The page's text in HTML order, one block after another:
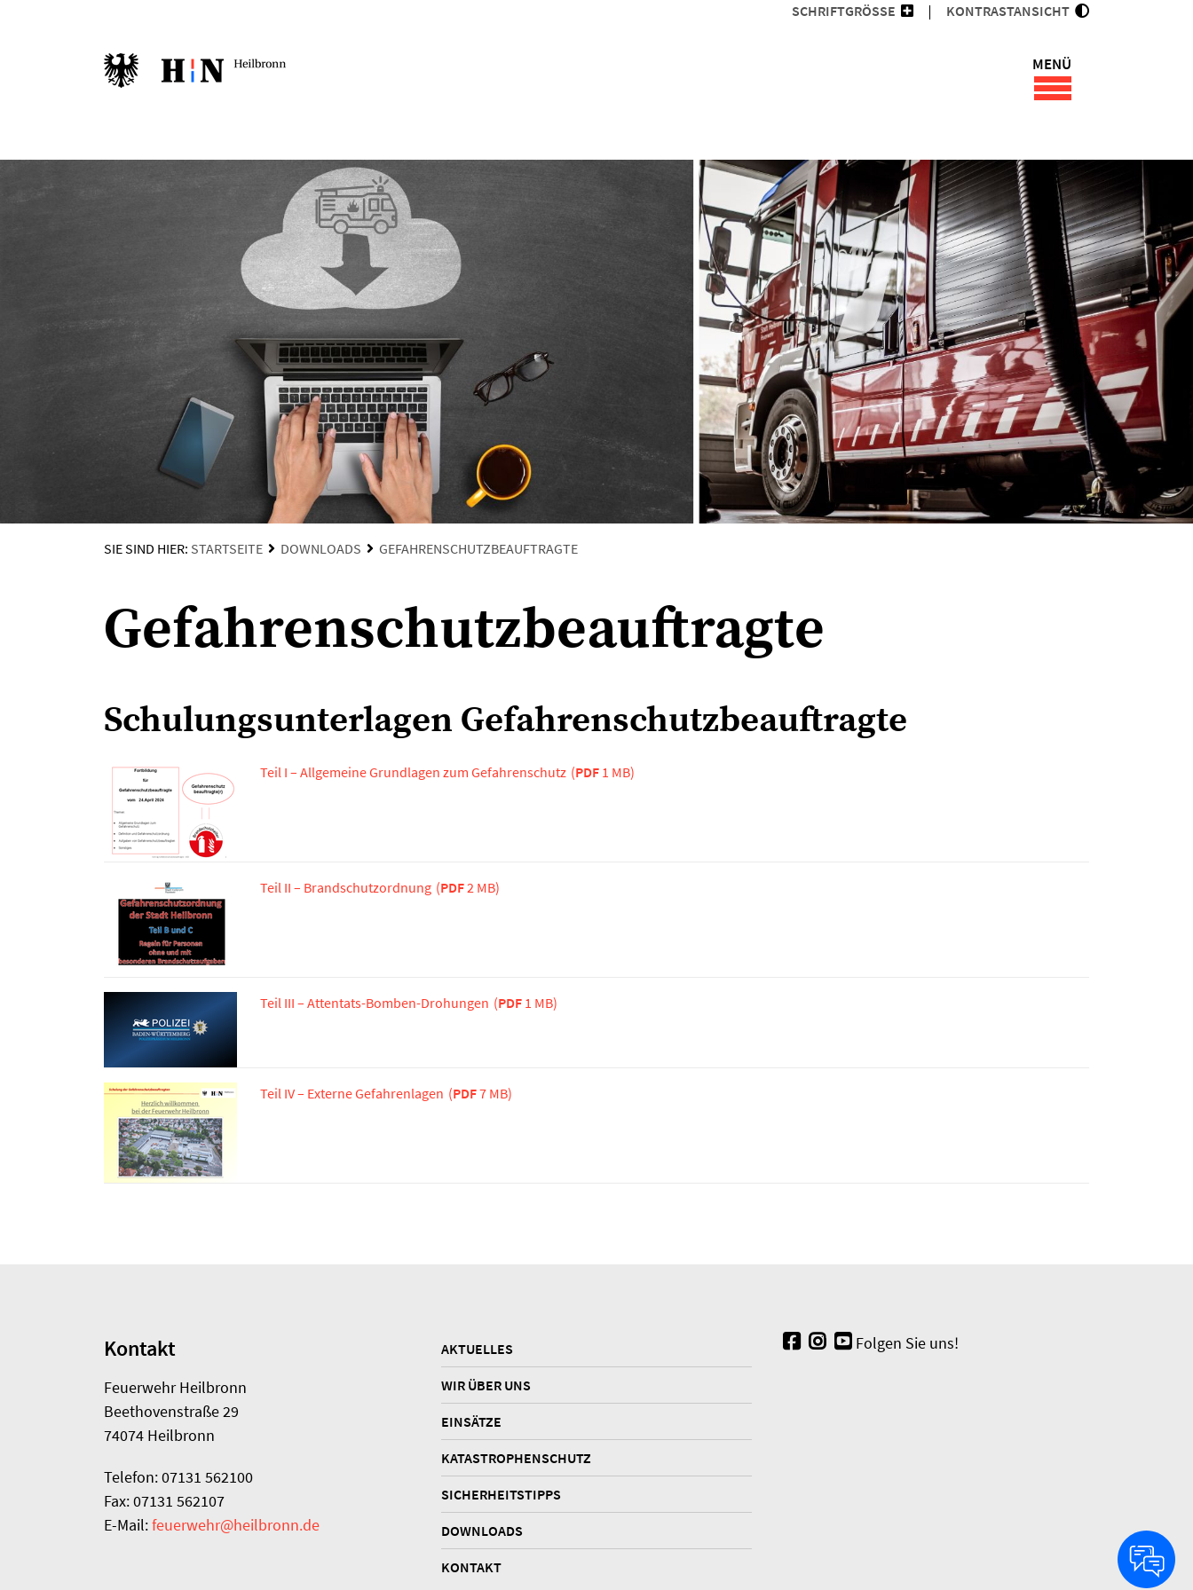
SCHRIFTGRÖSSE KONTRASTANSICHT
MENÜ
SIE SIND HIER: STARTSEITE DOWNLOADS GEFAHRENSCHUTZBEAUFTRAGTE
Gefahrenschutzbeauftragte
Schulungsunterlagen Gefahrenschutzbeauftragte
Teil I – Allgemeine Grundlagen zum Gefahrenschutz (PDF 1 MB)
Teil II – Brandschutzordnung (PDF2 MB)
Teil III – Attentats-Bomben-Drohungen (PDF 1 MB)
Teil IV – Externe Gefahrenlagen (PDF7 MB)
Kontakt
Feuerwehr Heilbronn
Beethovenstraße 29
74074 Heilbronn
Telefon: 07131 562100
Fax: 07131 562107
E-Mail:feuerwehr@heilbronn.de
AKTUELLES
WIR ÜBER UNS
EINSÄTZE
KATASTROPHENSCHUTZ
SICHERHEITSTIPPS
DOWNLOADS
KONTAKT
Folgen Sie uns!